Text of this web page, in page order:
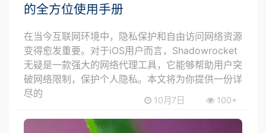
的全方位使用手册
在当今互联网环境中，隐私保护和自由访问网络资源
变得愈发重要。对于iOS用户而言，Shadowrocket
无疑是一款强大的网络代理工具，它能够帮助用户突
破网络限制，保护个人隐私。本文将为你提供一份详
尽的
10月7日 100+